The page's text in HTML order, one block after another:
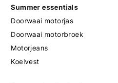
Summer essentials
Doorwaai motorjas
Doorwaai motorbroek
Motorjeans
Koelvest